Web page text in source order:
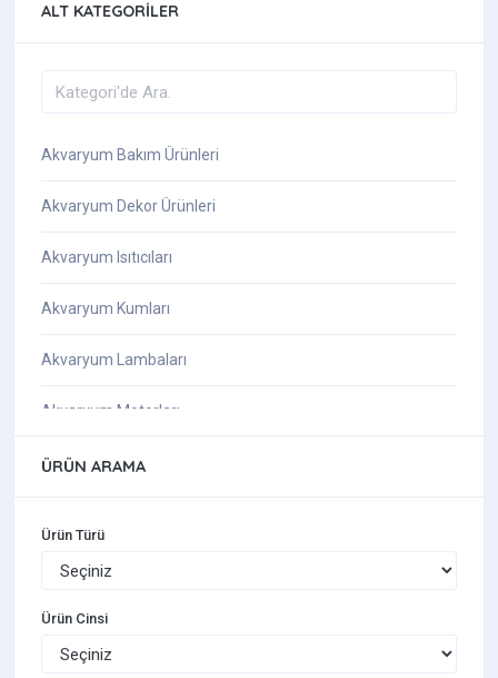
ALT KATEGORILER
Akvaryum Bakım Ürünleri
Akvaryum Dekor Ürünleri
Akvaryum Isıtıcıları
Akvaryum Kumları
Akvaryum Lambaları
Akvaryum Motorları
Akvaryumlar
Balık Yemleri
Bitki Akvaryumu Ürünleri
Deniz Akvaryumu Ürünleri
ÜRÜN ARAMA
Ürün Türü
Ürün Cinsi